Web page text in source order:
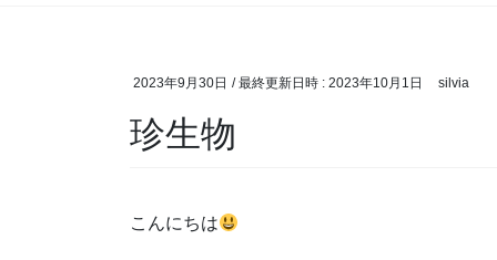
2023年9月30日 / 最終更新日時 : 2023年10月1日 silvia
珍生物
こんにちは